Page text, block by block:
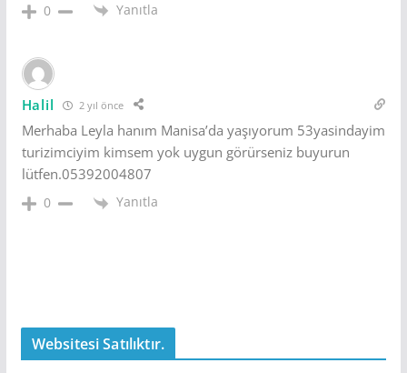
0 Yanıtla
Halil 2 yıl önce
Merhaba Leyla hanım Manisa’da yaşıyorum 53yasindayim
turizimciyim kimsem yok uygun görürseniz buyurun
lütfen.05392004807
0 Yanıtla
Websitesi Satılıktır.